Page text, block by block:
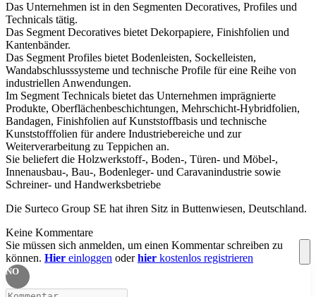
Das Unternehmen ist in den Segmenten Decoratives, Profiles und
Technicals tätig.
Das Segment Decoratives bietet Dekorpapiere, Finishfolien und
Kantenbänder.
Das Segment Profiles bietet Bodenleisten, Sockelleisten,
Wandabschlusssysteme und technische Profile für eine Reihe von
industriellen Anwendungen.
Im Segment Technicals bietet das Unternehmen imprägnierte
Produkte, Oberflächenbeschichtungen, Mehrschicht-Hybridfolien,
Bandagen, Finishfolien auf Kunststoffbasis und technische
Kunststofffolien für andere Industriebereiche und zur
Weiterverarbeitung zu Teppichen an.
Sie beliefert die Holzwerkstoff-, Boden-, Türen- und Möbel-,
Innenausbau-, Bau-, Bodenleger- und Caravanindustrie sowie
Schreiner- und Handwerksbetriebe
Die Surteco Group SE hat ihren Sitz in Buttenwiesen, Deutschland.
Keine Kommentare
Sie müssen sich anmelden, um einen Kommentar schreiben zu
können. Hier einloggen oderhier kostenlos registrieren
NO